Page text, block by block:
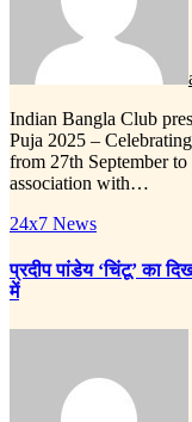
Indian Bangla Club presents Andheri Link Road Sarbojanik Durga
Puja 2025 –
from 27th September
association with…
24x7 News
प्रदीप पांडेय ‘चिंटू’ का
में